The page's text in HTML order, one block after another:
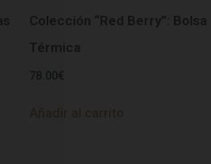
Colección “Red Berry”: Bolsa
Térmica
78.00€